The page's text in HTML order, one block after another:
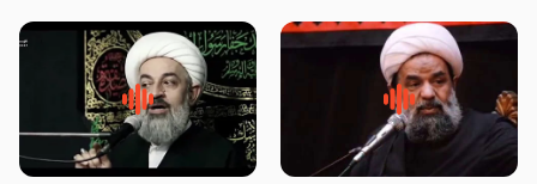
محدث زاده
سلام جوانی که امام حسین علیه
السلام خودش جوابش را دادند
زیارتی که اسباب رزق زیاد و عمر
طولانی است حجت السلام حسین